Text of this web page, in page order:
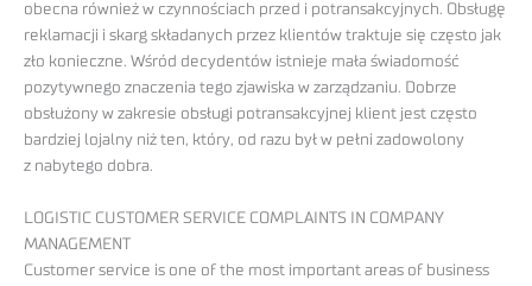
obecna również w czynnościach przed i potransakcyjnych. Obsługę
reklamacji i skarg składanych przez klientów traktuje się często jak
zło konieczne. Wśród decydentów istnieje mała świadomość
pozytywnego znaczenia tego zjawiska w zarządzaniu. Dobrze
obsłużony w zakresie obsługi potransakcyjnej klient jest często
bardziej lojalny niż ten, który, od razu był w pełni zadowolony
z nabytego dobra.
LOGISTIC CUSTOMER SERVICE COMPLAINTS IN COMPANY
MANAGEMENT
Customer service is one of the most important areas of business